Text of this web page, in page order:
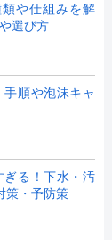
や仕組みを解
選び方
順や泡沫キャ
ぎる！下水・汚
策・予防策